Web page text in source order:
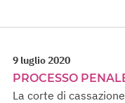
9 luglio 2020
PROCESSO
La corte di